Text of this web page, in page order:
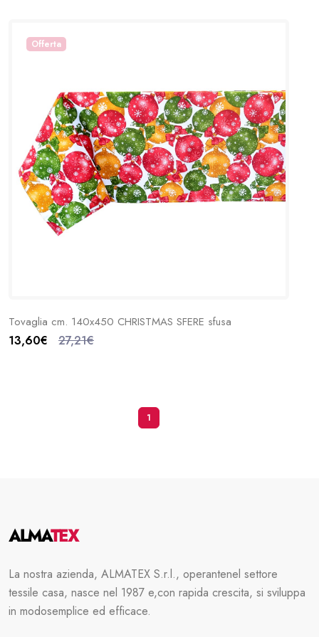
Offerta
Tovaglia cm. 140x450 CHRISTMAS SFERE sfusa
13,60€ 27,21€
1
La nostra azienda, ALMATEX S.r.l., operantenel settore
tessile casa, nasce nel 1987 e,con rapida crescita, si sviluppa
in modosemplice ed efficace.